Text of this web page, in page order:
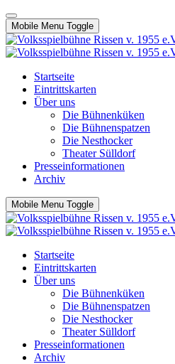
Mobile Menu Toggle
Startseite
Eintrittskarten
Über uns
Die Bühnenküken
Die Bühnenspatzen
Die Nesthocker
Theater Sülldorf
Presseinformationen
Archiv
Mobile Menu Toggle
Startseite
Eintrittskarten
Über uns
Die Bühnenküken
Die Bühnenspatzen
Die Nesthocker
Theater Sülldorf
Presseinformationen
Archiv